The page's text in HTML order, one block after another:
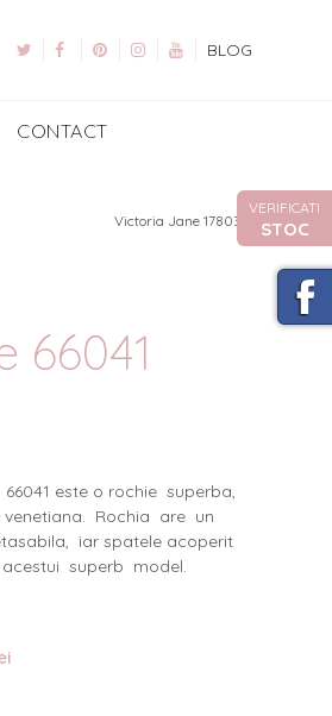
BLOG
CONTACT
Victoria Jane 17803
66041
este o rochie superba,
Rochia are un
iar spatele acoperit
superb model.
VERIFICATI
STOC